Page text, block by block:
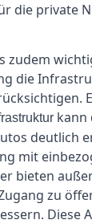
die private
zudem
die
kann
deutlich
mit
bieten
zu
Diese